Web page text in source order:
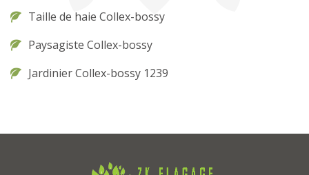
Taille de haie Collex-bossy
Paysagiste Collex-bossy
Jardinier Collex-bossy 1239